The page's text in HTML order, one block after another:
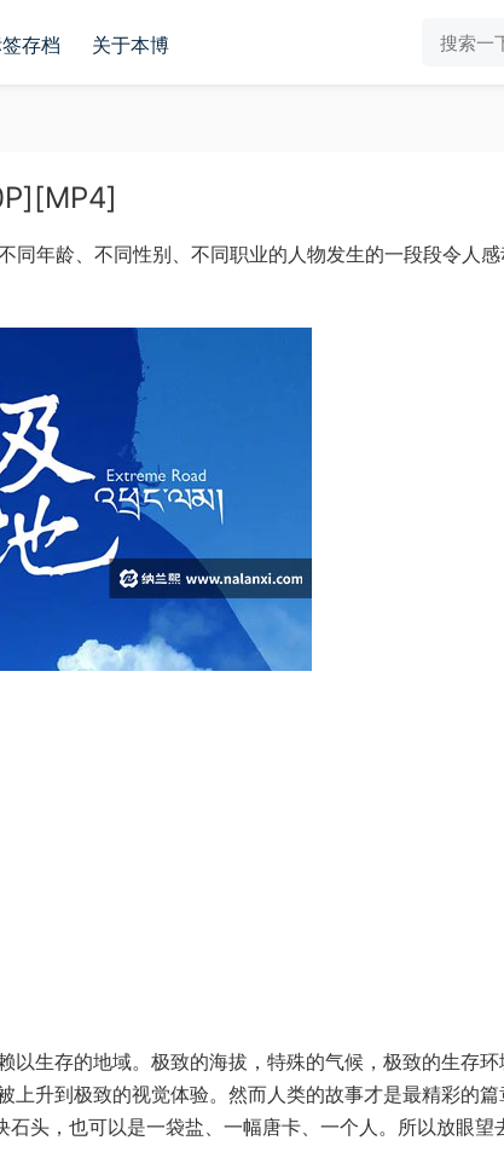
存档 关于本博
同年龄、不同性别、不同职业的人物发生的一段段令人
生存的地域。极致的海拔，特殊的气候，极致的生存环
升到极致的视觉体验。然而人类的故事才是最精彩的篇
头，也可以是一袋盐、一幅唐卡、一个人。所以放眼望